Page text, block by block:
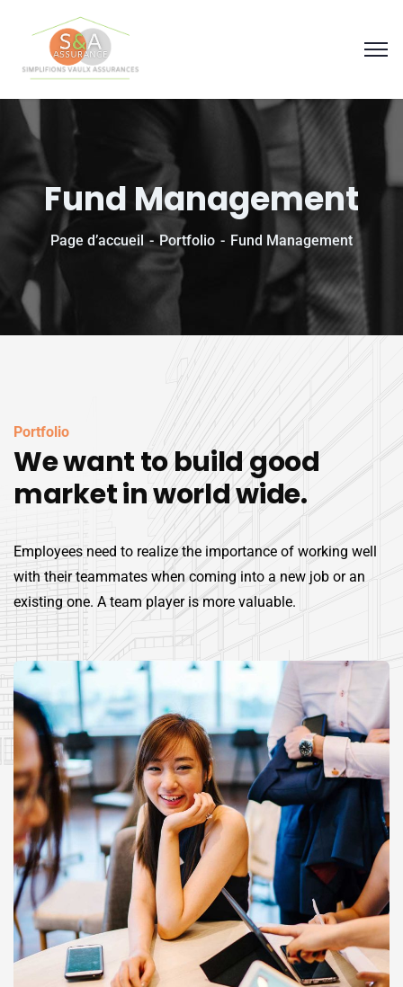
Panneau de gestion des cookies
Fund Management
Page d’accueil Portfolio Fund Management
Portfolio
We want to build good
market in world wide.
Employees need to realize the importance of working well
with their teammates when coming into a new job or an
existing one. A team player is more valuable.